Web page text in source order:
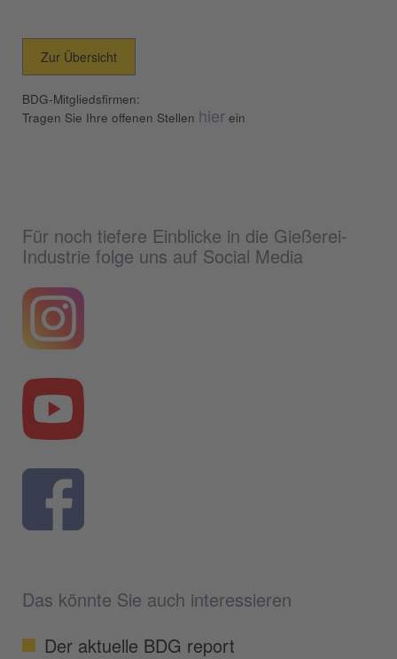
Zur Übersicht
BDG-Mitgliedsfirmen:
Tragen Sie Ihre offenen Stellen hier ein
Für noch tiefere Einblicke in die Gießerei-
Industrie folge uns auf Social Media
Das könnte Sie auch interessieren
Der aktuelle BDG report